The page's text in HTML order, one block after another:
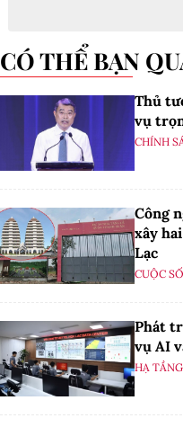
CÓ THỂ BẠN
Thủ
vụ
CHÍNH
Công
xây
Lạc
CUỘC
Phát
vụ AI
HẠ